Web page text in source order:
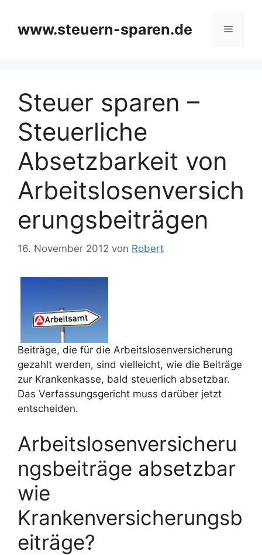
springen
www.steuern-sparen.de Menü
Steuer sparen –
Steuerliche
Absetzbarkeit von
Arbeitslosenversich
erungsbeiträgen
16. November 2012 von Robert
Beiträge, die für die Arbeitslosenversicherung
gezahlt werden, sind vielleicht, wie die Beiträge
zur Krankenkasse, bald steuerlich absetzbar.
Das Verfassungsgericht muss darüber jetzt
entscheiden.
Arbeitslosenversicheru
ngsbeiträge absetzbar
wie
Krankenversicherungsb
eiträge?